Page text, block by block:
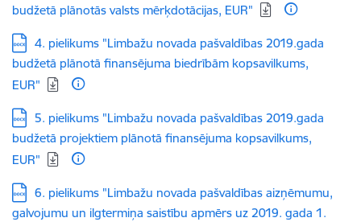
budžetā plānotās valsts mērķdotācijas, EUR"
Lejupielādēt:
4. pielikums "Limbažu novada pašvaldības 2019.gada
budžetā plānotā finansējuma biedrībām kopsavilkums,
EUR"
Lejupielādēt:
5. pielikums "Limbažu novada pašvaldības 2019.gada
budžetā projektiem plānotā finansējuma kopsavilkums,
EUR"
Lejupielādēt:
6. pielikums "Limbažu novada pašvaldības aizņēmumu,
galvojumu un ilgtermiņa saistību apmērs uz 2019. gada 1.